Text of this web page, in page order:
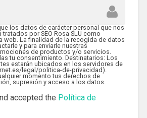
los datos de carácter personal que nos
por SEO Rosa SLU como
web. La finalidad de la recogida de datos
y para enviarle nuestras
de productos y/o servicios.
tu consentimiento. Destinatarios: Los
estarán ubicados en los servidores de
legal/politica-de-privacidad).
momento tus derechos de
supresión y acceso a los datos.
accepted the Política de